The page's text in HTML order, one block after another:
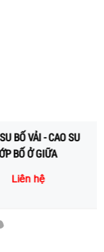
Liên hệ